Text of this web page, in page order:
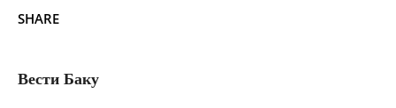
SHARE
Вести Баку